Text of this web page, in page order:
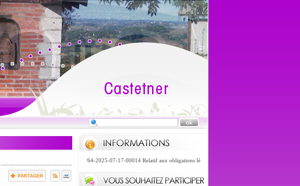
Arrêté n°64-2025-07-17-00014 Relatif aux obligations légales de débroussaillement (OLD) pris en